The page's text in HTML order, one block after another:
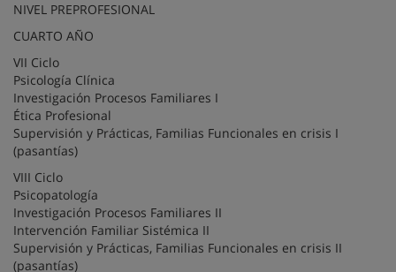
NIVEL PREPROFESIONAL
CUARTO AÑO
VII Ciclo
Psicología Clínica
Investigación Procesos Familiares I
Ética Profesional
Supervisión y Prácticas, Familias Funcionales en crisis I
(pasantías)
VIII Ciclo
Psicopatología
Investigación Procesos Familiares II
Intervención Familiar Sistémica II
Supervisión y Prácticas, Familias Funcionales en crisis II
(pasantías)